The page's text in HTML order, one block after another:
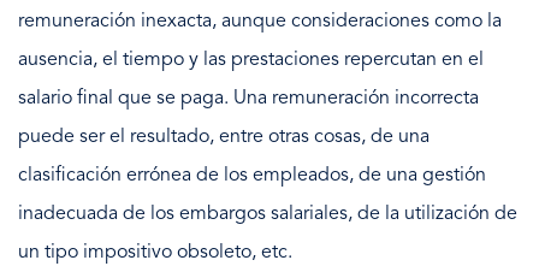
remuneración inexacta, aunque consideraciones como la
ausencia, el tiempo y las prestaciones repercutan en el
salario final que se paga. Una remuneración incorrecta
puede ser el resultado, entre otras cosas, de una
clasificación errónea de los empleados, de una gestión
inadecuada de los embargos salariales, de la utilización de
un tipo impositivo obsoleto, etc.